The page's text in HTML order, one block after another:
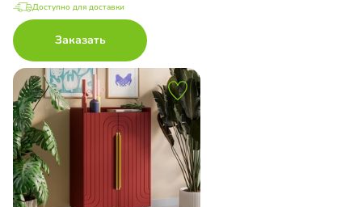
Доступно для доставки
Заказать